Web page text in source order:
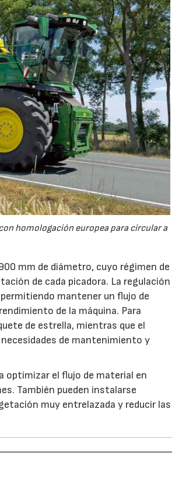
homologación europea para circular a
mm de diámetro, cuyo régimen de
de cada picadora. La regulación
mantener un flujo de
de la máquina. Para
de estrella, mientras que el
de mantenimiento y
optimizar el flujo de material en
También pueden instalarse
muy entrelazada y reducir las